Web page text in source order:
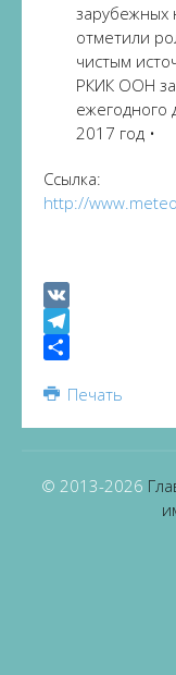
зарубежных
отметили
чистым
РКИК ООН
ежегодного
2017 год •
Ссылка:
http://
VK
Telegram
Печать
© 2013-2026